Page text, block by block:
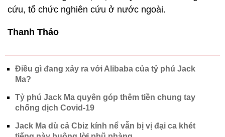
cứu, tổ chức nghiên cứu ở nước ngoài.
Thanh Thảo
Điều gì đang xảy ra với Alibaba của tỷ phú Jack
Ma?
Tỷ phú Jack Ma quyên góp thêm tiền chung tay
chống dịch Covid-19
Jack Ma dù cả Cbiz kính nể vẫn bị vị đại ca khét